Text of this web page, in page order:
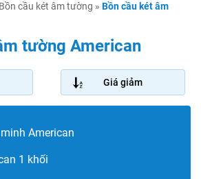
Bồn cầu két âm tường » Bồn cầu két âm
tường American
Giá giảm
American
1 khối